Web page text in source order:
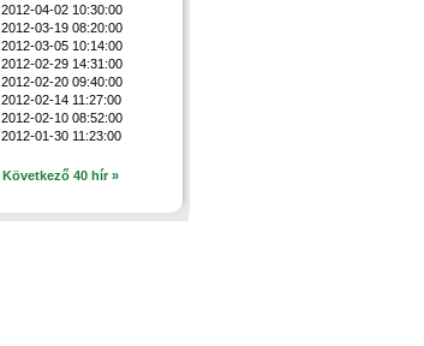
2012-04-02 10:30:00
2012-03-19 08:20:00
2012-03-05 10:14:00
2012-02-29 14:31:00
2012-02-20 09:40:00
2012-02-14 11:27:00
2012-02-10 08:52:00
2012-01-30 11:23:00
Következő 40 hír »